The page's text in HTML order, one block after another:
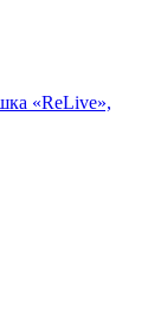
«ReLive»,